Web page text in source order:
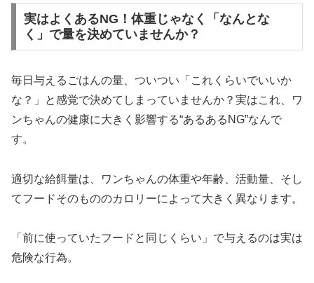
実はよくあるNG！体重じゃなく「なんとな
く」で量を決めていませんか？
毎日与えるごはんの量、ついつい「これくらいでいいか
な？」と感覚で決めてしまっていませんか？実はこれ、ワ
ンちゃんの健康に大きく影響する“あるあるNG”なんで
す。
適切な給餌量は、ワンちゃんの体重や年齢、活動量、そし
てフードそのもののカロリーによって大きく異なります。
「前に使っていたフードと同じくらい」で与えるのは実は
危険な行為。